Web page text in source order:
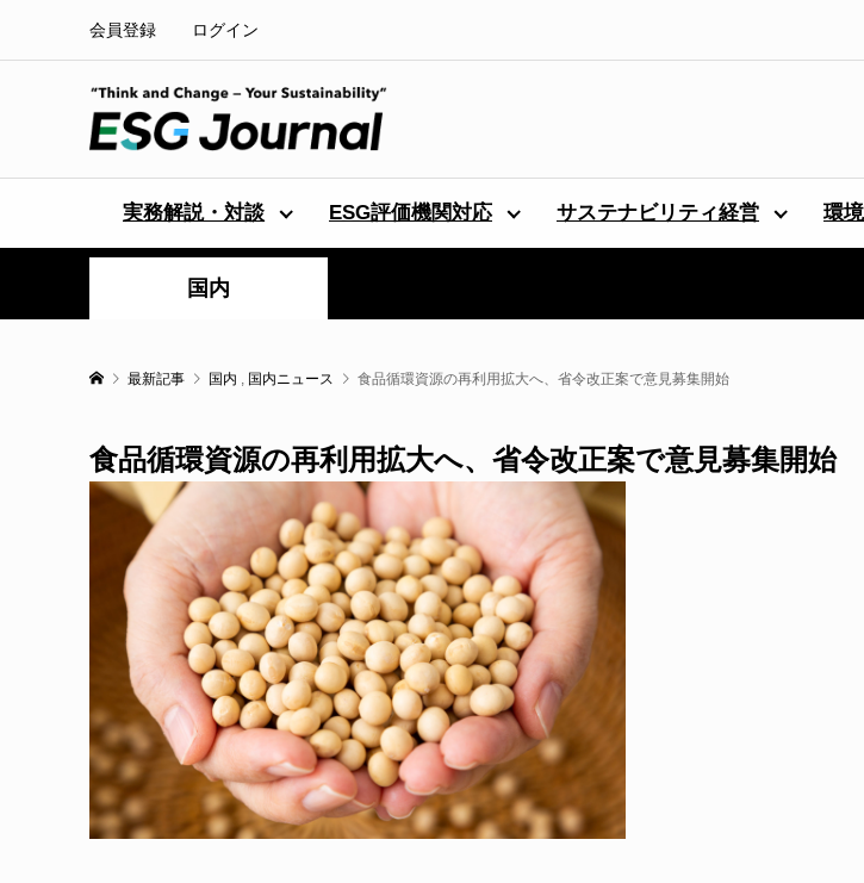
会員登録 ログイン
実務解説・対談 ESG評価機関対応 サステナビリティ経営 環
国内
最新記事 国内 , 国内ニュース 食品循環資源の再利用拡大へ、省令改正案で意見募集開始
食品循環資源の再利用拡大へ、省令改正案で意見募集開始